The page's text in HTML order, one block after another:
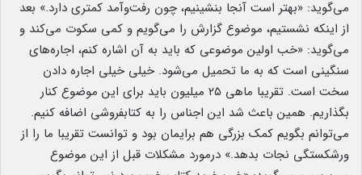
می‌گوید: «بهتر است آنجا بنشینیم، چون رفت‌وآمد کمتری دارد.» بعد
از اینکه نشستیم، موضوع گزارش را می‌گویم و کمی سکوت می‌کند و
می‌گوید: «خب اولین موضوعی که باید به آن اشاره کنم، اجاره‌های
سنگینی است که به ما تحمیل می‌شود. خیلی خیلی اجاره دادن
سخت است. تقریبا ماهی ۲۵ میلیون باید برای این موضوع کنار
بگذاریم. همین باعث شد این اجناس را به کتابفروشی اضافه کنیم.
می‌توانم بگویم کمک بزرگی هم برایمان بود و توانست تقریبا ما را از
ورشکستگی نجات بدهد.» درمورد مشکلات قبل از این موضوع